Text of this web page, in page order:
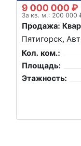
9 000 000 ₽
За кв. м.: 200 000
Продажа:
Пятигорск,
Кол. ком.:
Площадь:
Этажность: